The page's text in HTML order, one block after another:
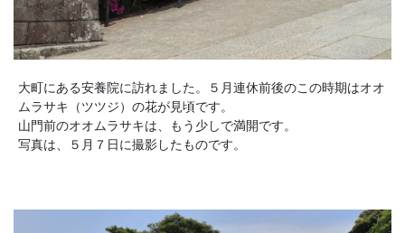
大町にある安養院に訪れました。５月連休前後のこの時期はオオ
ムラサキ（ツツジ）の花が見頃です。
山門前のオオムラサキは、もう少しで満開です。
写真は、５月７日に撮影したものです。